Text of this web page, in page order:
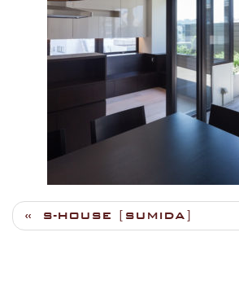
S-HOUSE［SUMIDA］